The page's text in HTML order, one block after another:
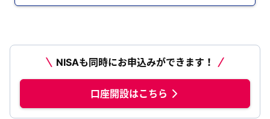
NISAも同時にお申込みができます！
口座開設はこちら